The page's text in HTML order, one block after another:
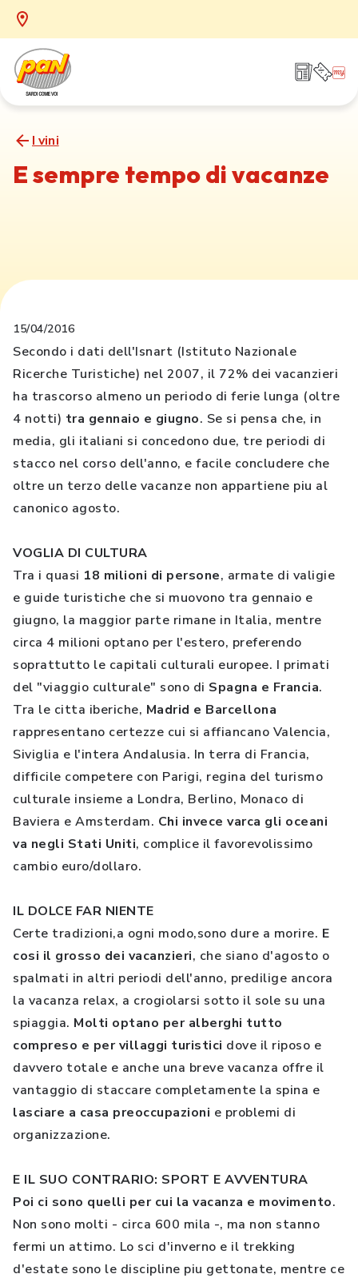
I vini
E sempre tempo di vacanze
15/04/2016
Secondo i dati dell'Isnart (Istituto Nazionale
Ricerche Turistiche) nel 2007, il 72% dei vacanzieri
ha trascorso almeno un periodo di ferie lunga (oltre
4 notti) tra gennaio e giugno. Se si pensa che, in
media, gli italiani si concedono due, tre periodi di
stacco nel corso dell'anno, e facile concludere che
oltre un terzo delle vacanze non appartiene piu al
canonico agosto.
VOGLIA DI CULTURA
Tra i quasi 18 milioni di persone, armate di valigie
e guide turistiche che si muovono tra gennaio e
giugno, la maggior parte rimane in Italia, mentre
circa 4 milioni optano per l'estero, preferendo
soprattutto le capitali culturali europee. I primati
del "viaggio culturale" sono di Spagna e Francia.
Tra le citta iberiche, Madrid e Barcellona
rappresentano certezze cui si affiancano Valencia,
Siviglia e l'intera Andalusia. In terra di Francia,
difficile competere con Parigi, regina del turismo
culturale insieme a Londra, Berlino, Monaco di
Baviera e Amsterdam. Chi invece varca gli oceani
va negli Stati Uniti, complice il favorevolissimo
cambio euro/dollaro.
IL DOLCE FAR NIENTE
Certe tradizioni,a ogni modo,sono dure a morire. E
cosi il grosso dei vacanzieri, che siano d'agosto o
spalmati in altri periodi dell'anno, predilige ancora
la vacanza relax, a crogiolarsi sotto il sole su una
spiaggia. Molti optano per alberghi tutto
compreso e per villaggi turistici dove il riposo e
davvero totale e anche una breve vacanza offre il
vantaggio di staccare completamente la spina e
lasciare a casa preoccupazioni e problemi di
organizzazione.
E IL SUO CONTRARIO: SPORT E AVVENTURA
Poi ci sono quelli per cui la vacanza e movimento.
Non sono molti - circa 600 mila -, ma non stanno
fermi un attimo. Lo sci d'inverno e il trekking
d'estate sono le discipline piu gettonate, mentre ce